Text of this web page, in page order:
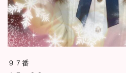
９７番